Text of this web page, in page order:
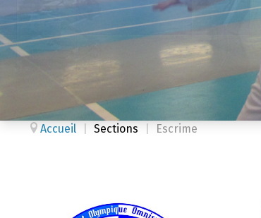
Accueil Sections Escrime